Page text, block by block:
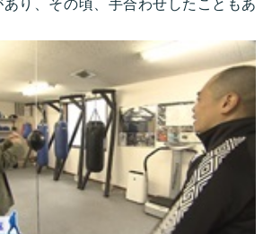
り、その頃、手合わせしたこともあ